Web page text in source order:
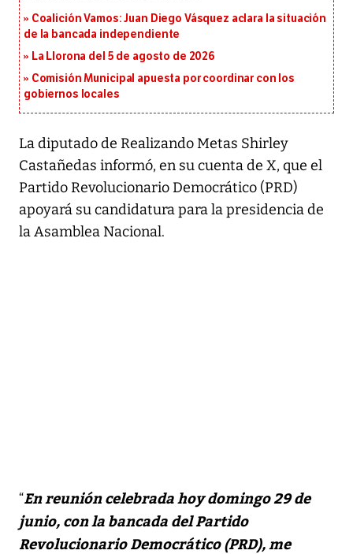
Coalición Vamos: Juan Diego Vásquez aclara la situación
de la bancada independiente
La Llorona del 5 de agosto de 2026
Comisión Municipal apuesta por coordinar con los
gobiernos locales
La diputado de Realizando Metas Shirley
Castañedas informó, en su cuenta de X, que el
Partido Revolucionario Democrático (PRD)
apoyará su candidatura para la presidencia de
la Asamblea Nacional.
“En reunión celebrada hoy domingo 29 de
junio, con la bancada del Partido
Revolucionario Democrático (PRD), me